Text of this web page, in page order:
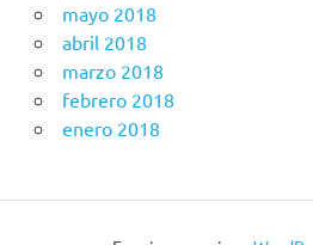
mayo 2018
abril 2018
marzo 2018
febrero 2018
enero 2018